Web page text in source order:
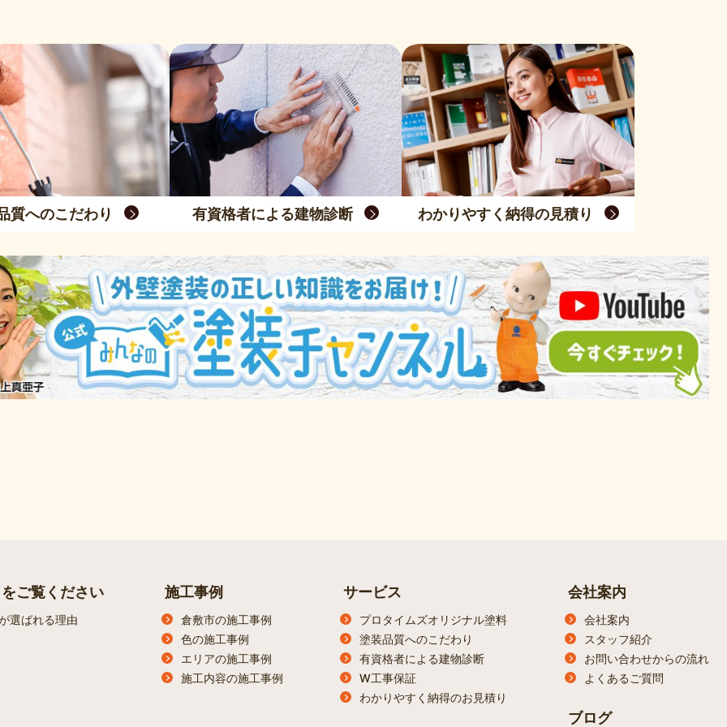
質へのこだわり 有資格者による建物診断 わかりやすく納得の見積り
ご覧ください
選ばれる理由
施工事例
倉敷市の施工事例
色の施工事例
エリアの施工事例
施工内容の施工事例
サービス
プロタイムズオリジナル塗料
塗装品質へのこだわり
有資格者による建物診断
W工事保証
わかりやすく納得のお見積り
会社案内
会社案内
スタッフ紹介
お問い合わせからの流れ
よくあるご質問
ブログ